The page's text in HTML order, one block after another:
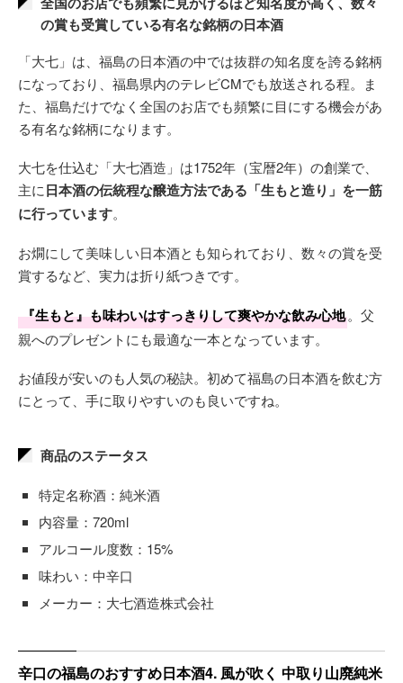
の賞も受賞している有名な銘柄の日本酒
「大七」は、福島の日本酒の中では抜群の知名度を誇る銘柄
になっており、福島県内のテレビCMでも放送される程。ま
た、福島だけでなく全国のお店でも頻繁に目にする機会があ
る有名な銘柄になります。
大七を仕込む「大七酒造」は1752年（宝暦2年）の創業で、
主に日本酒の伝統程な醸造方法である「生もと造り」を一筋
に行っています。
お燗にして美味しい日本酒とも知られており、数々の賞を受
賞するなど、実力は折り紙つきです。
『生もと』も味わいはすっきりして爽やかな飲み心地。父
親へのプレゼントにも最適な一本となっています。
お値段が安いのも人気の秘訣。初めて福島の日本酒を飲む方
にとって、手に取りやすいのも良いですね。
商品のステータス
特定名称酒：純米酒
内容量：720ml
アルコール度数：15%
味わい：中辛口
メーカー：大七酒造株式会社
辛口の福島のおすすめ日本酒4. 風が吹く 中取り山廃純米